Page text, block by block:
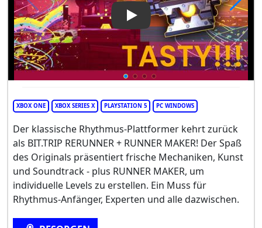
Play Video: Bit.Trip Rerunner
XBOX ONE XBOX SERIES X PLAYSTATION 5 PC WINDOWS
Der klassische Rhythmus-Plattformer kehrt zurück
als BIT.TRIP RERUNNER + RUNNER MAKER! Der Spaß
des Originals präsentiert frische Mechaniken, Kunst
und Soundtrack - plus RUNNER MAKER, um
individuelle Levels zu erstellen. Ein Muss für
Rhythmus-Anfänger, Experten und alle dazwischen.